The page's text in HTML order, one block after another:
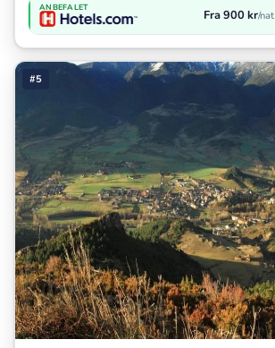
ANBEFALET Fra 900 kr/nat
#5